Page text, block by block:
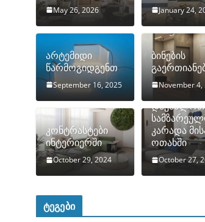
May 26, 2026 January 24,
არტემიდი
წარმოგიდგენთ
September 16, 2025
ბინების
November 4,
კონტრასტები
ინტერიერში
October 29, 2024
როგორ
დავმალოთ
კარადა
ოთახში
October 27,
ტეგები